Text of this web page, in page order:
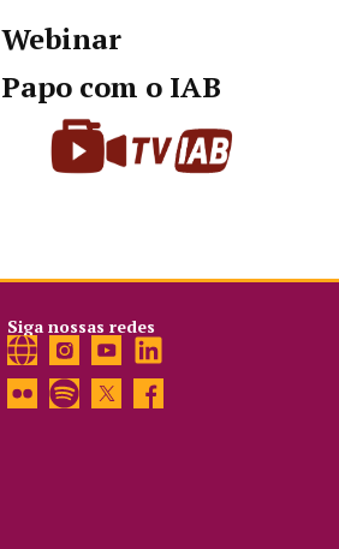
Webinar
Papo com o IAB
Siga nossas redes